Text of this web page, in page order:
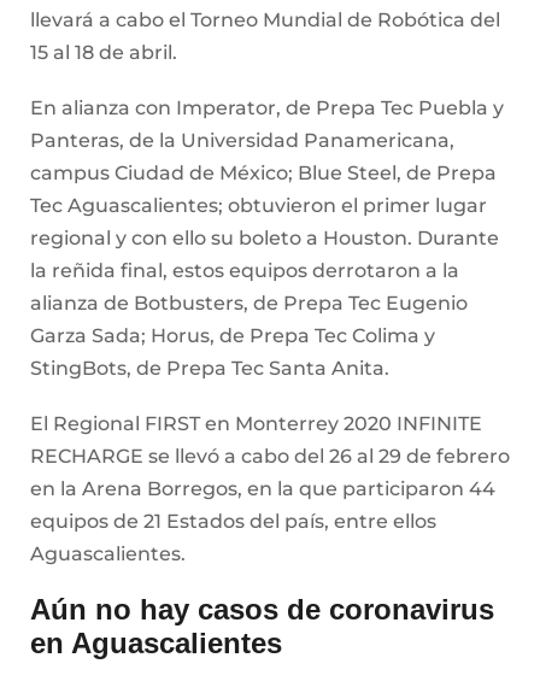
llevará a cabo el Torneo Mundial de Robótica del
15 al 18 de abril.
En alianza con Imperator, de Prepa Tec Puebla y
Panteras, de la Universidad Panamericana,
campus Ciudad de México; Blue Steel, de Prepa
Tec Aguascalientes; obtuvieron el primer lugar
regional y con ello su boleto a Houston. Durante
la reñida final, estos equipos derrotaron a la
alianza de Botbusters, de Prepa Tec Eugenio
Garza Sada; Horus, de Prepa Tec Colima y
StingBots, de Prepa Tec Santa Anita.
El Regional FIRST en Monterrey 2020 INFINITE
RECHARGE se llevó a cabo del 26 al 29 de febrero
en la Arena Borregos, en la que participaron 44
equipos de 21 Estados del país, entre ellos
Aguascalientes.
Aún no hay casos de coronavirus
en Aguascalientes